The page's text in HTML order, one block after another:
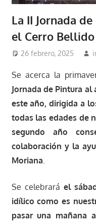
La II Jornada
el Cerro
26 febrero, 2025
Se acerca la
Jornada de Pintura
este año, dirigida a
todas las edades de
segundo año
colaboración y la
Moriana.
Se celebrará el
idílico como es
pasar una mañana